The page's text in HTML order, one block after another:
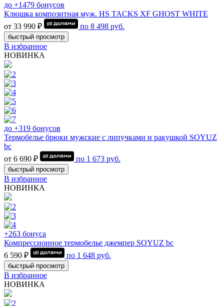
до +1479 бонусов
Клюшка композитная муж. HS TACKS XF GHOST WHITE
от 33 990 ₽
по 8 498 руб.
быстрый просмотр
В избранное
НОВИНКА
до +319 бонусов
Термобелье брюки мужские с липучками и ракушкой SOYUZ
bc
от 6 690 ₽
по 1 673 руб.
быстрый просмотр
В избранное
НОВИНКА
+263 бонуса
Компрессионное термобелье джемпер SOYUZ bc
6 590 ₽
по 1 648 руб.
быстрый просмотр
В избранное
НОВИНКА